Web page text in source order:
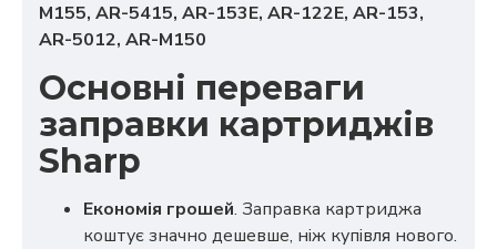
M155, AR-5415, AR-153E, AR-122E, AR-153,
AR-5012, AR-M150
Основні переваги
заправки картриджів
Sharp
Економія грошей. Заправка картриджа
коштує значно дешевше, ніж купівля нового.